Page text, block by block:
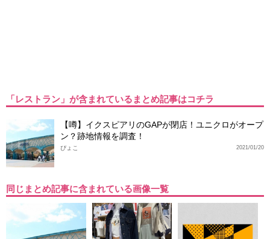
「レストラン」が含まれているまとめ記事はコチラ
【噂】イクスピアリのGAPが閉店！ユニクロがオープ
ン？跡地情報を調査！
2021/01/20
ぴょこ
同じまとめ記事に含まれている画像一覧